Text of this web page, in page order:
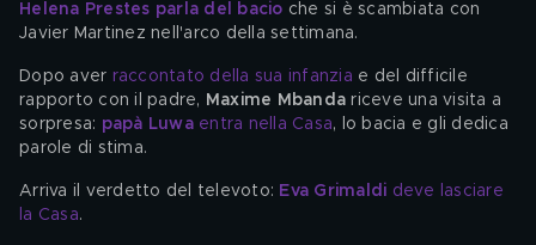
Helena Prestes parla del bacio che si è scambiata con
Javier Martinez nell'arco della settimana.
Dopo aver raccontato della sua infanzia e del difficile
rapporto con il padre, Maxime Mbanda riceve una visita a
sorpresa: papà Luwa entra nella Casa, lo bacia e gli dedica
parole di stima.
Arriva il verdetto del televoto: Eva Grimaldi deve lasciare
la Casa.